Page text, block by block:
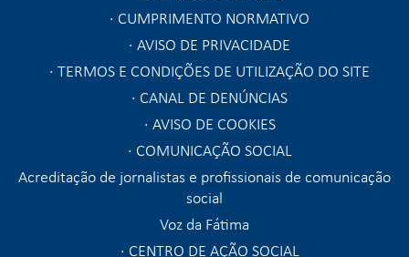
CUMPRIMENTO NORMATIVO
AVISO DE PRIVACIDADE
TERMOS E CONDIÇÕES DE UTILIZAÇÃO DO SITE
CANAL DE DENÚNCIAS
AVISO DE COOKIES
COMUNICAÇÃO SOCIAL
Acreditação de jornalistas e profissionais de comunicação
social
Voz da Fátima
CENTRO DE AÇÃO SOCIAL